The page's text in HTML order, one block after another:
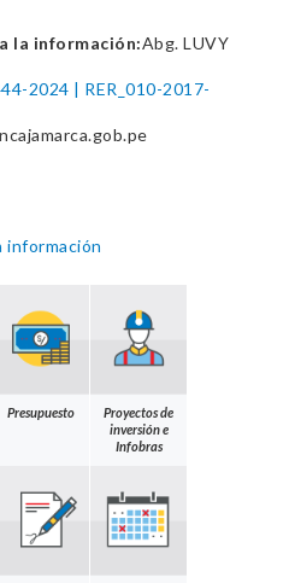
la información:Abg. LUVY
2024 | RER_010-2017-
información
Presupuesto
Proyectos de
inversión e
Infobras